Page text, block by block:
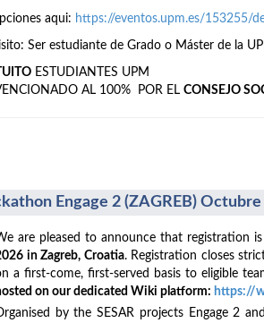
aqui: https://eventos.upm.es/153255/
Ser estudiante de Grado o Máster de la
ESTUDIANTES UPM
AL 100% POR EL CONSEJO
Engage 2 (ZAGREB)
are pleased to announce that registration
in Zagreb, Croatia. Registration closes
a first-come, first-served basis to eligible
on our dedicated Wiki platform: https://
by the SESAR projects Engage 2